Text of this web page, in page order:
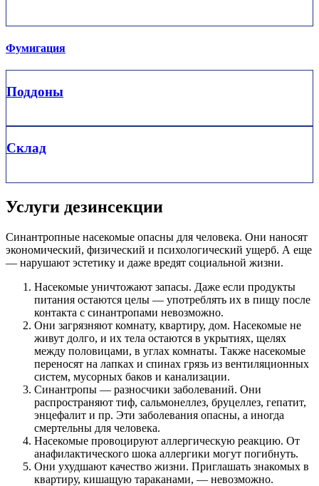
Фумигация
Поддоны
Склад
Услуги дезинсекции
Синантропные насекомые опасны для человека. Они наносят
экономический, физический и психологический ущерб. А еще
— нарушают эстетику и даже вредят социальной жизни.
Насекомые уничтожают запасы. Даже если продукты
питания остаются целы — употреблять их в пищу после
контакта с синантропами невозможно.
Они загрязняют комнату, квартиру, дом. Насекомые не
живут долго, и их тела остаются в укрытиях, щелях
между половицами, в углах комнаты. Также насекомые
переносят на лапках и спинах грязь из вентиляционных
систем, мусорных баков и канализации.
Синантропы — разносчики заболеваний. Они
распространяют тиф, сальмонеллез, бруцеллез, гепатит,
энцефалит и пр. Эти заболевания опасны, а иногда
смертельны для человека.
Насекомые провоцируют аллергическую реакцию. От
анафилактического шока аллергики могут погибнуть.
Они ухудшают качество жизни. Приглашать знакомых в
квартиру, кишащую тараканами, — невозможно.